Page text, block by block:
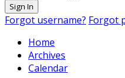
Sign In
Forgot username? Forgot
Home
Archives
Calendar